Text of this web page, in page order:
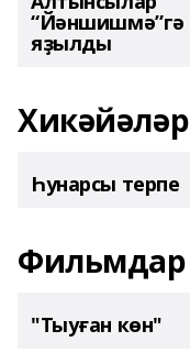
“Йәншишмә”гә
яҙылды
Хикәйәләр
Һунарсы терпе
Фильмдар
"Тыуған көн"